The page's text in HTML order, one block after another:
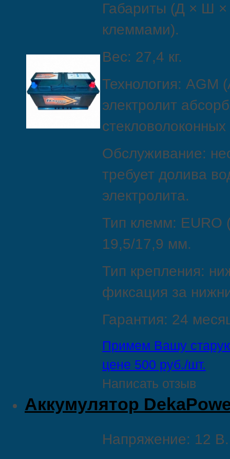
Габариты (Д × Ш
клеммами).
Вес: 27,4 кг.
Технология:
электролит
Обслуживание:
требует долива
электролита.
Тип клемм: EURO
19,5/17,9 мм.
Тип крепления:
фиксация за
Гарантия: 24
Примем Вашу
цене 500 руб./шт.
Написать отзыв
Aккумулятор
Напряжение: 12 В.